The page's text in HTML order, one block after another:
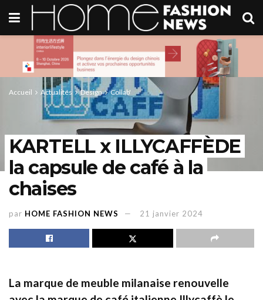
Accueil Actualités Design Collab'
KARTELL x ILLYCAFFÈDE
la capsule de café à la
chaises
par HOME FASHION NEWS 21 janvier 2024
La marque de meuble milanaise renouvelle